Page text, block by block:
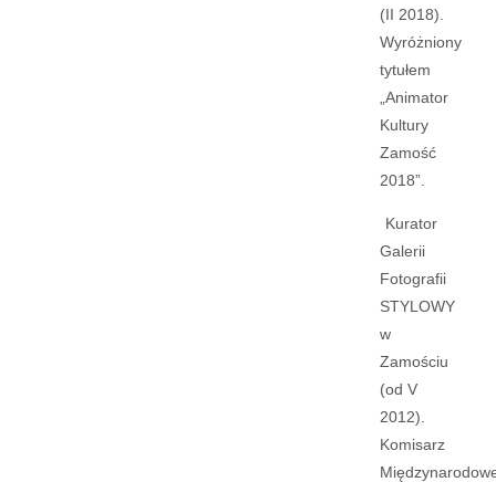
(II 2018).
Wyróżniony
tytułem
„Animator
Kultury
Zamość
2018”.
Kurator
Galerii
Fotografii
STYLOWY
w
Zamościu
(od V
2012).
Komisarz